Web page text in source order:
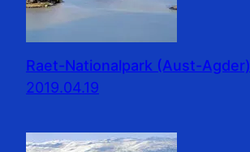
Raet-Nationalpark (Aust-Agder)
2019.04.19